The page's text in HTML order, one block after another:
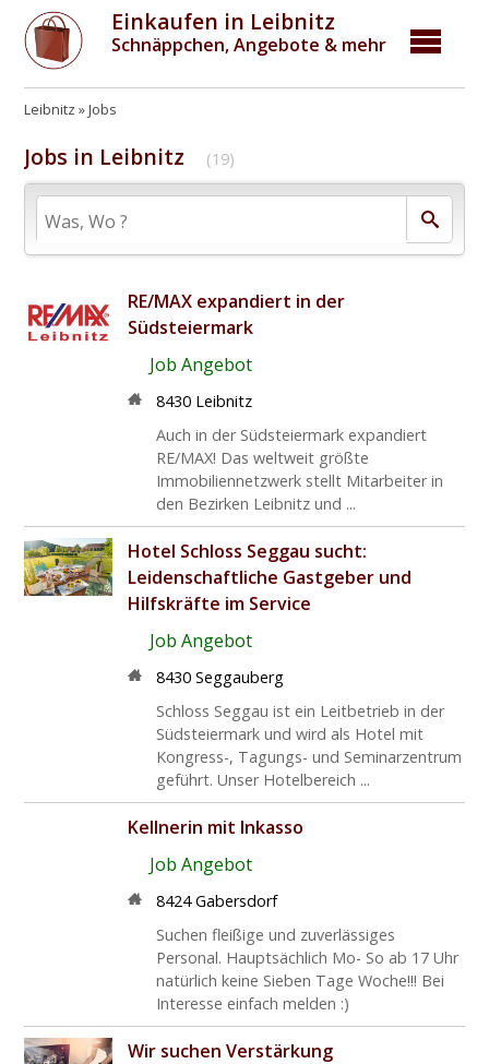
Einkaufen in Leibnitz
Schnäppchen, Angebote & mehr
Leibnitz Jobs
Jobs in Leibnitz (19)
RE/MAX expandiert in der
Südsteiermark
Job Angebot
8430 Leibnitz
Auch in der Südsteiermark expandiert
RE/MAX! Das weltweit größte
Immobiliennetzwerk stellt Mitarbeiter in
den Bezirken Leibnitz und ...
Hotel Schloss Seggau sucht:
Leidenschaftliche Gastgeber und
Hilfskräfte im Service
Job Angebot
8430 Seggauberg
Schloss Seggau ist ein Leitbetrieb in der
Südsteiermark und wird als Hotel mit
Kongress-, Tagungs- und Seminarzentrum
geführt. Unser Hotelbereich ...
Kellnerin mit Inkasso
Job Angebot
8424 Gabersdorf
Suchen fleißige und zuverlässiges
Personal. Hauptsächlich Mo- So ab 17 Uhr
natürlich keine Sieben Tage Woche!!! Bei
Interesse einfach melden :)
Wir suchen Verstärkung